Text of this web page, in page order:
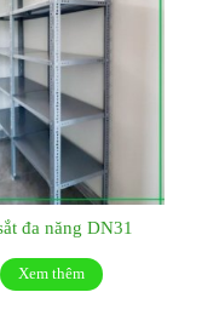
đa năng DN31
Xem thêm